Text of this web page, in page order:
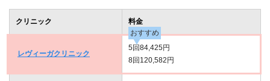
クリニック 料金
レヴィーガクリニック
おすすめ
5回84,425円
8回120,582円